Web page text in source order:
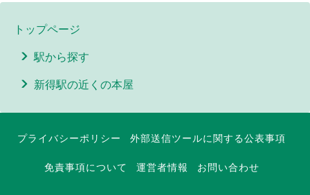
トップページ
駅から探す
新得駅の近くの本屋
プライバシーポリシー 外部送信ツールに関する公表事項
免責事項について 運営者情報 お問い合わせ